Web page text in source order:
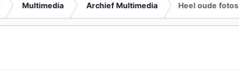
Multimedia Archief Multimedia Heel oude fotos